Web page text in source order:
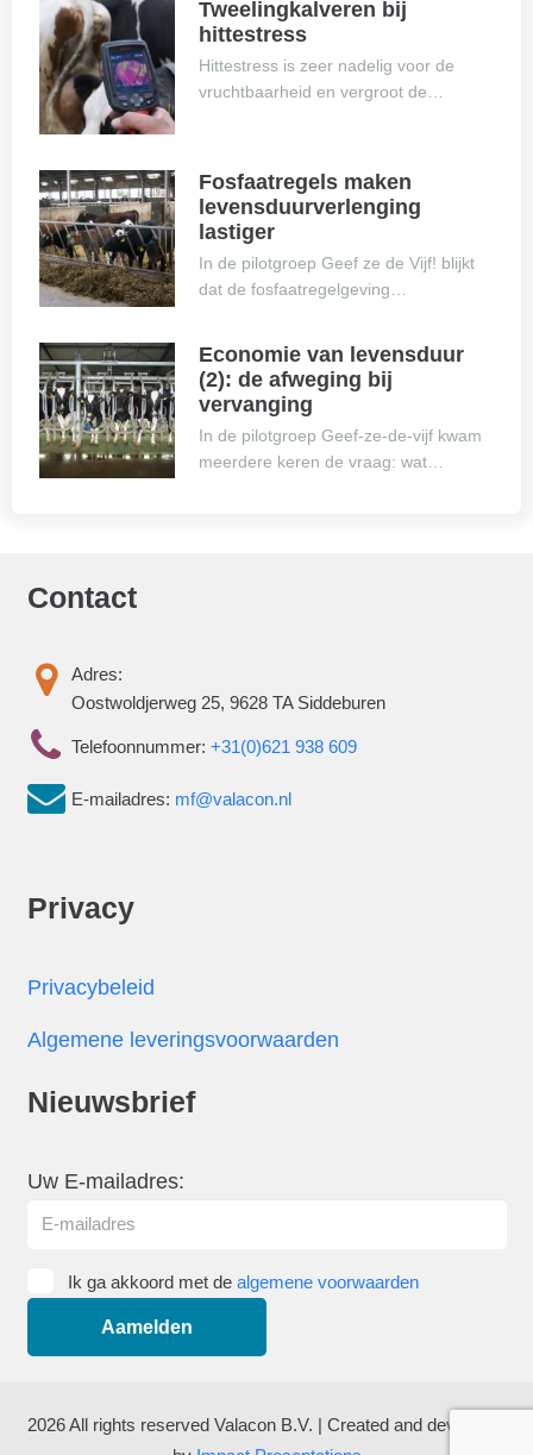
Tweelingkalveren bij
hittestress
Hittestress is zeer nadelig voor de
vruchtbaarheid en vergroot de…
Fosfaatregels maken
levensduurverlenging
lastiger
In de pilotgroep Geef ze de Vijf! blijkt
dat de fosfaatregelgeving…
Economie van levensduur
(2): de afweging bij
vervanging
In de pilotgroep Geef-ze-de-vijf kwam
meerdere keren de vraag: wat…
Contact
Adres:
Oostwoldjerweg 25, 9628 TA Siddeburen
Telefoonnummer: +31(0)621 938 609
E-mailadres: mf@valacon.nl
Privacy
Privacybeleid
Algemene leveringsvoorwaarden
Nieuwsbrief
Uw E-mailadres:
Ik ga akkoord met de algemene voorwaarden
2026 All rights reserved Valacon B.V. | Created and developed